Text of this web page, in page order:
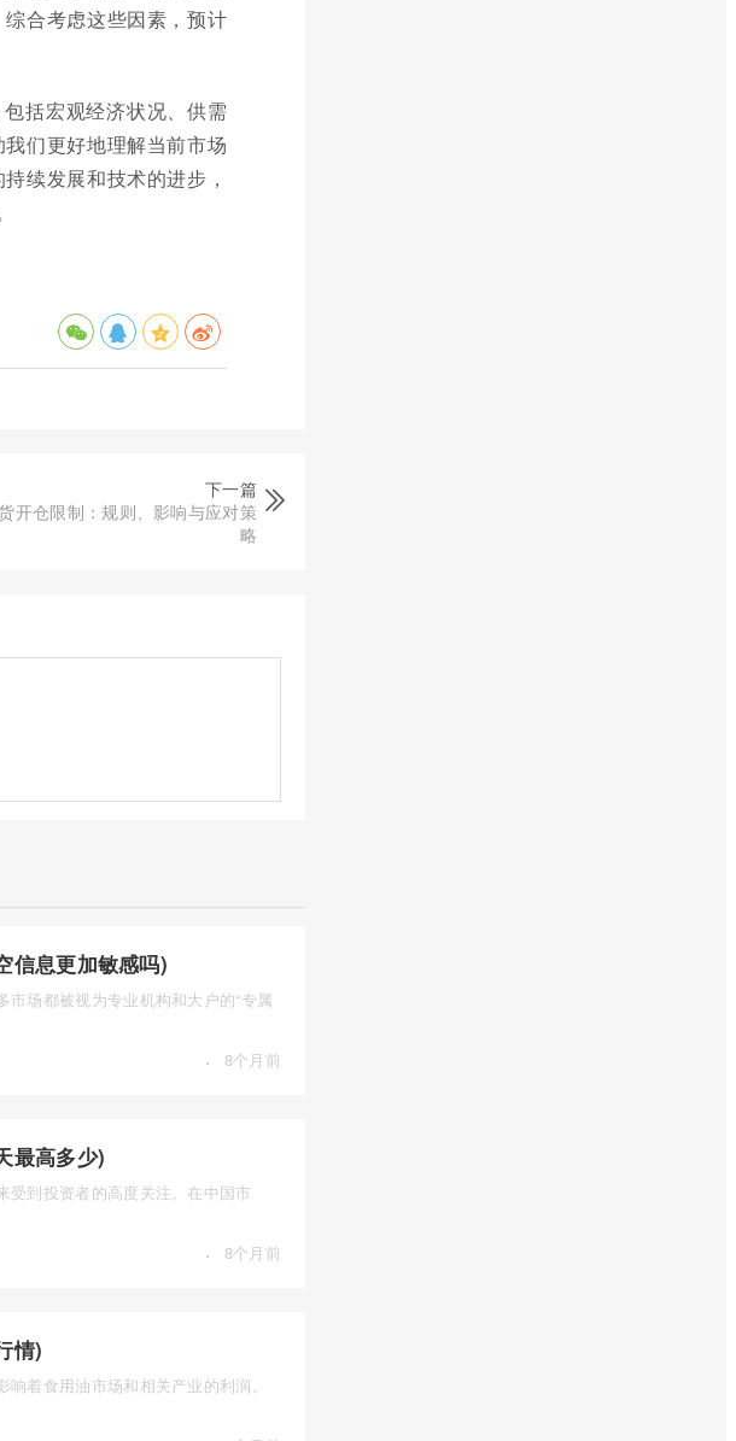
合考虑这些因素，预计
括宏观经济状况、供需
们更好地理解当前市场
续发展和技术的进步，
下一篇
开仓限制：规则、影响与应对策
略
信息更加敏感吗)
场都被视为专业机构和大户的“专属
· 8个月前
最高多少)
受到投资者的高度关注。在中国市
· 8个月前
情)
着食用油市场和相关产业的利润。